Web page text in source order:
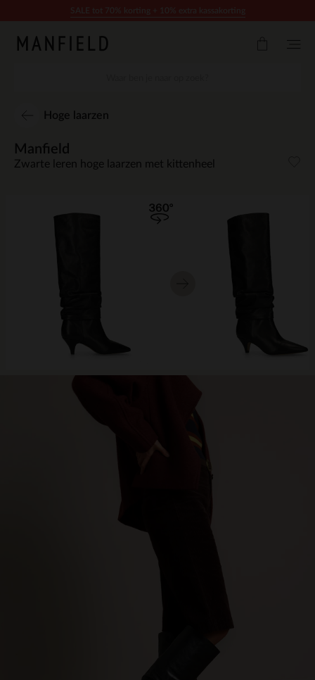
Hoge laarzen
Manfield
Zwarte leren hoge laarzen met kittenheel